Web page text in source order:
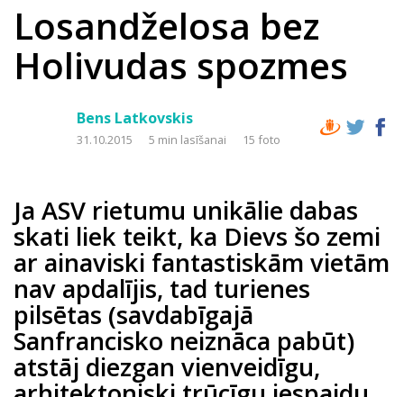
Losandželosa bez
Holivudas spozmes
Bens Latkovskis
31.10.2015 5 min lasīšanai 15 foto
Ja ASV rietumu unikālie dabas
skati liek teikt, ka Dievs šo zemi
ar ainaviski fantastiskām vietām
nav apdalījis, tad turienes
pilsētas (savdabīgajā
Sanfrancisko neiznāca pabūt)
atstāj diezgan vienveidīgu,